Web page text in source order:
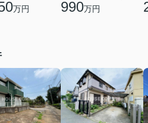
万円 990万円